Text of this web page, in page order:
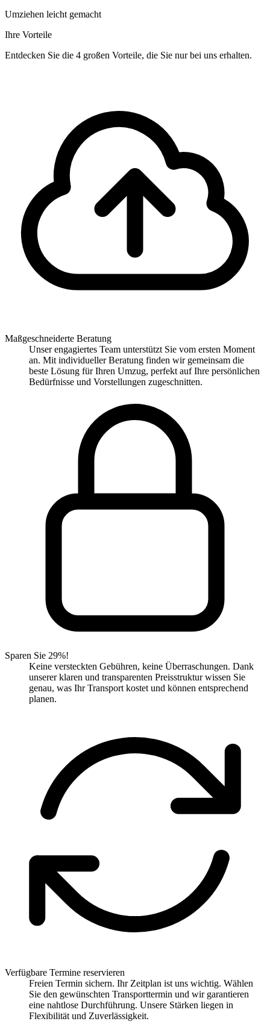
Umziehen leicht gemacht
Ihre Vorteile
Entdecken Sie die 4 großen Vorteile, die Sie nur bei uns erhalten.
Maßgeschneiderte Beratung
Unser engagiertes Team unterstützt Sie vom ersten Moment
an. Mit individueller Beratung finden wir gemeinsam die
beste Lösung für Ihren Umzug, perfekt auf Ihre persönlichen
Bedürfnisse und Vorstellungen zugeschnitten.
Sparen Sie 29%!
Keine versteckten Gebühren, keine Überraschungen. Dank
unserer klaren und transparenten Preisstruktur wissen Sie
genau, was Ihr Transport kostet und können entsprechend
planen.
Verfügbare Termine reservieren
Freien Termin sichern. Ihr Zeitplan ist uns wichtig. Wählen
Sie den gewünschten Transporttermin und wir garantieren
eine nahtlose Durchführung. Unsere Stärken liegen in
Flexibilität und Zuverlässigkeit.